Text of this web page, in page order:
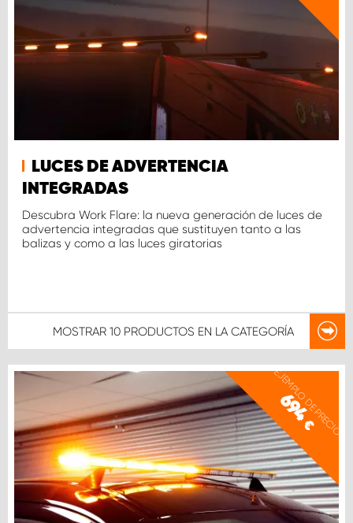
LUCES DE ADVERTENCIA
INTEGRADAS
Descubra Work Flare: la nueva generación de luces de
advertencia integradas que sustituyen tanto a las
balizas y como a las luces giratorias
MOSTRAR 10 PRODUCTOS EN LA CATEGORÍA
EJEMPLO DE PRECIO
694
€